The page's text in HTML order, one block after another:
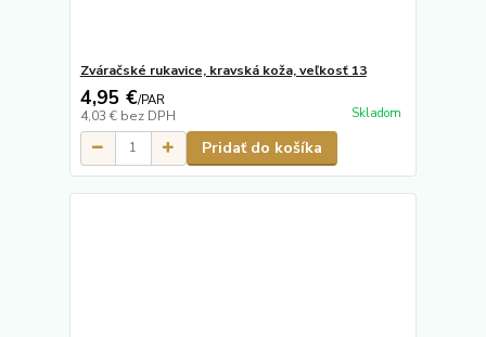
Zváračské rukavice, kravská koža, veľkosť 13
4,95 €/PAR
4,03 € bez DPH Skladom
Pridať do košíka